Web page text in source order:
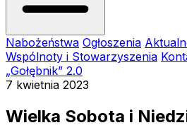
Nabożeństwa Ogłoszenia
Wspólnoty i Stowarzyszenia
„Gołębnik” 2.0
7 kwietnia 2023
Wielka Sobota i